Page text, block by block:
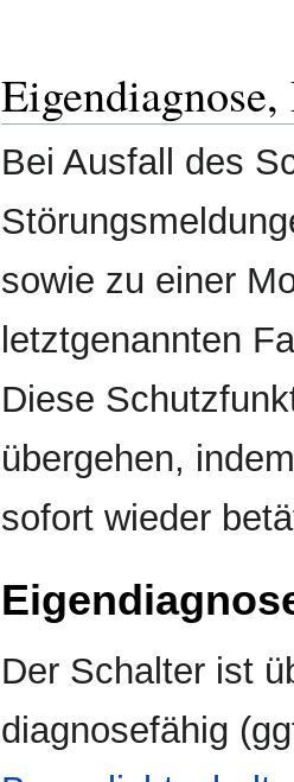
Bei Ausfall des
sowie zu einer
letztgenannten
Diese
übergehen,
sofort wieder
Der Schalter ist
diagnosefähig